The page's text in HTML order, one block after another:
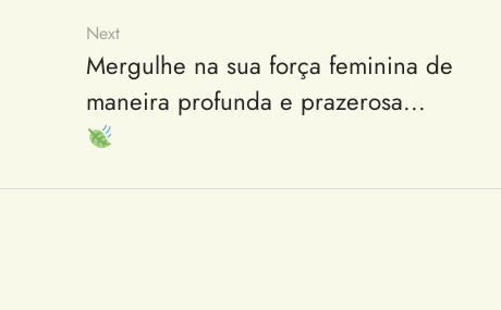
Next
Mergulhe na sua força feminina de
maneira profunda e prazerosa...